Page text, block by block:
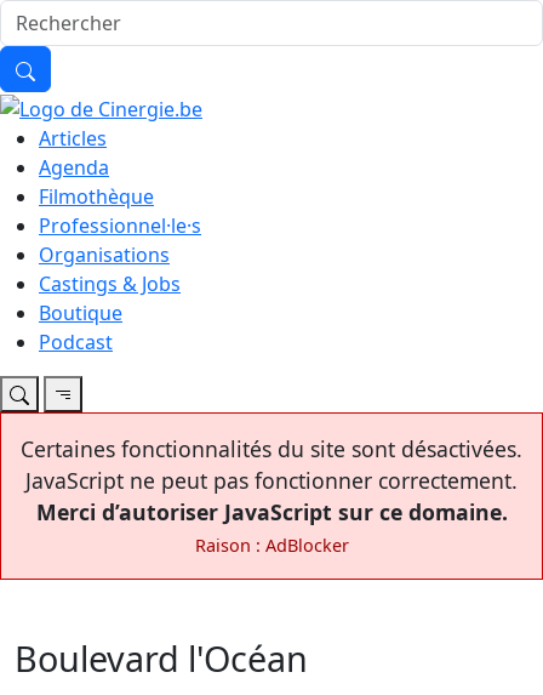
Articles
Agenda
Filmothèque
Professionnel·le·s
Organisations
Castings & Jobs
Boutique
Podcast
Certaines fonctionnalités du site sont désactivées.
JavaScript ne peut pas fonctionner correctement.
Merci d’autoriser JavaScript sur ce domaine.
Raison : AdBlocker
Boulevard l'Océan